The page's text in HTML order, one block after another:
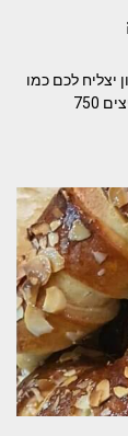
יצליח לכם כמו